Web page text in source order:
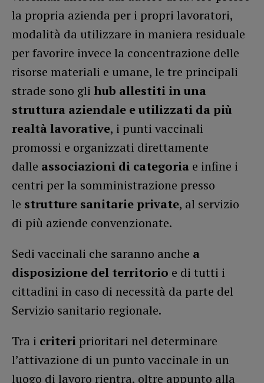
la propria azienda per i propri lavoratori,
modalità da utilizzare in maniera residuale
per favorire invece la concentrazione delle
risorse materiali e umane, le tre principali
strade sono gli hub allestiti in una
struttura aziendale e utilizzati da più
realtà lavorative, i punti vaccinali
promossi e organizzati direttamente
dalle associazioni di categoria e infine i
centri per la somministrazione presso
le strutture sanitarie private, al servizio
di più aziende convenzionate.
Sedi vaccinali che saranno anche a
disposizione del territorio e di tutti i
cittadini in caso di necessità da parte del
Servizio sanitario regionale.
Tra i criteri prioritari nel determinare
l’attivazione di un punto vaccinale in un
luogo di lavoro rientra, oltre appunto alla